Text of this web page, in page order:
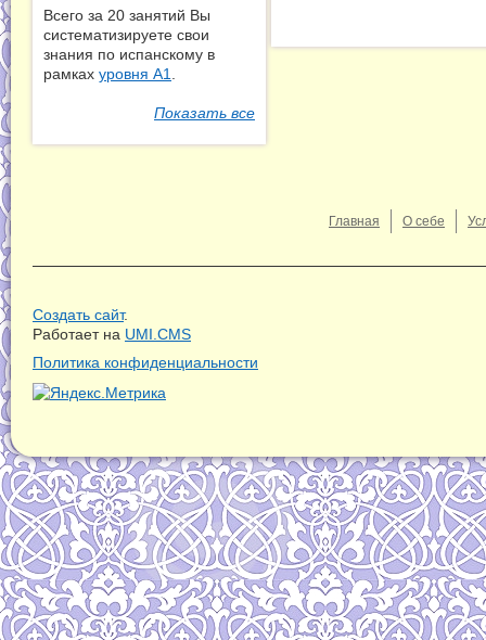
Всего за 20 занятий Вы
систематизируете свои
знания по испанскому в
рамках уровня А1
Показать все
Главная О себе
Создать сайт.
Работает на UMI.CMS
Политика конфиденциальности